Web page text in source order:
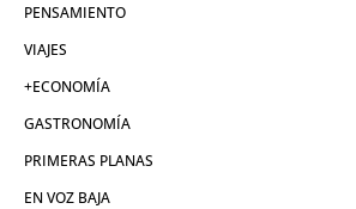
PENSAMIENTO
VIAJES
+ECONOMÍA
GASTRONOMÍA
PRIMERAS PLANAS
EN VOZ BAJA